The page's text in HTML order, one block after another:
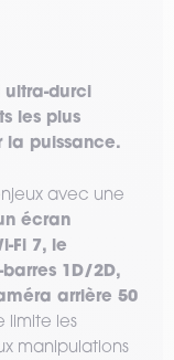
ultra-durci
les plus
la puissance.
avec une
écran
Fi 7, le
1D/2D,
arrière 50
limite les
manipulations